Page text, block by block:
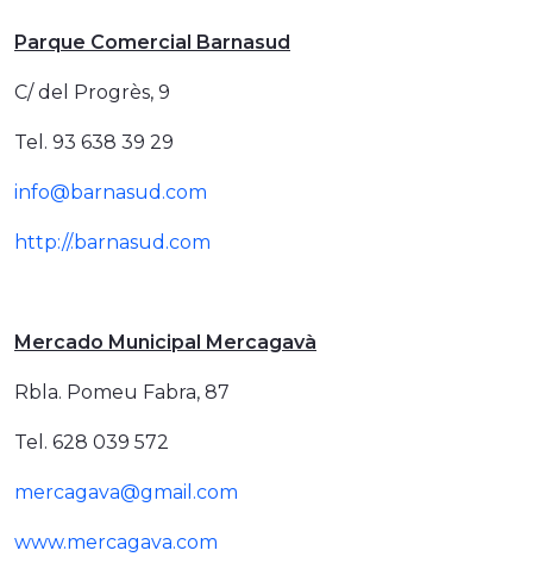
Parque Comercial Barnasud
C/ del Progrès, 9
Tel. 93 638 39 29
info@barnasud.com
http://.barnasud.com
Mercado Municipal Mercagavà
Rbla. Pomeu Fabra, 87
Tel. 628 039 572
mercagava@gmail.com
www.mercagava.com